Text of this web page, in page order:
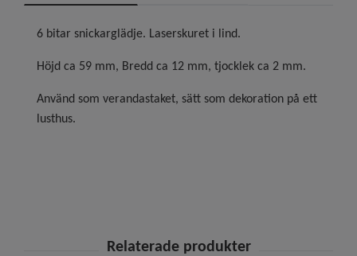
6 bitar snickarglädje. Laserskuret i lind.
Höjd ca 59 mm, Bredd ca 12 mm, tjocklek ca 2 mm.
Använd som verandastaket, sätt som dekoration på ett
lusthus.